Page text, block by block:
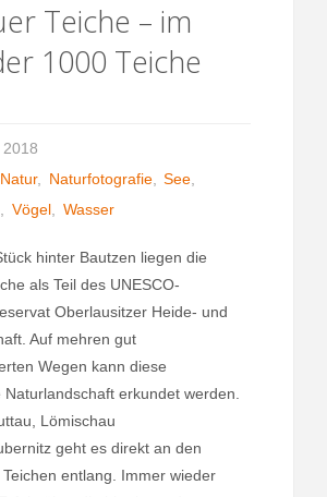
Teiche – im
1000 Teiche
Natur, Naturfotografie, See
Vögel Wasser
hinter Bautzen liegen die
als Teil des UNESCO-
Oberlausitzer Heide- und
Auf mehren gut
Wegen kann diese
Naturlandschaft erkundet werden.
Lömischau
geht es direkt an den
entlang. Immer wieder